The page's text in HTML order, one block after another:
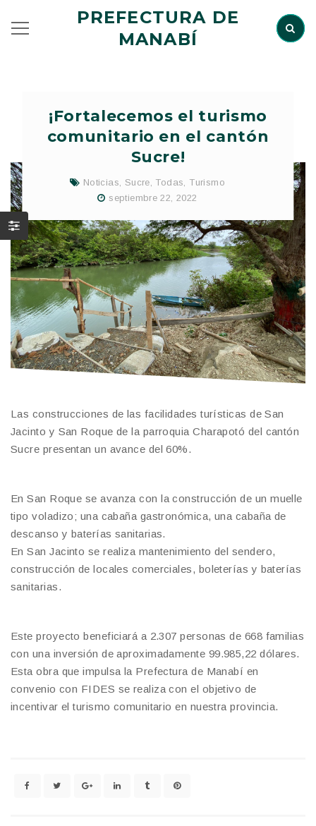
PREFECTURA DE
MANABÍ
¡Fortalecemos el turismo
comunitario en el cantón
Sucre!
Noticias Sucre Todas
Turismo
septiembre 22, 2022
Las construcciones de las facilidades turísticas de San
Jacinto y San Roque de la parroquia Charapotó del cantón
Sucre presentan un avance del 60%.
En San Roque se avanza con la construcción de un muelle
tipo voladizo; una cabaña gastronómica, una cabaña de
descanso y baterías sanitarias.
En San Jacinto se realiza mantenimiento del sendero,
construcción de locales comerciales, boleterías y baterías
sanitarias.
Este proyecto beneficiará a 2.307 personas de 668 familias
con una inversión de aproximadamente 99.985,22 dólares.
Esta obra que impulsa la Prefectura de Manabí en
convenio con FIDES se realiza con el objetivo de
incentivar el turismo comunitario en nuestra provincia.